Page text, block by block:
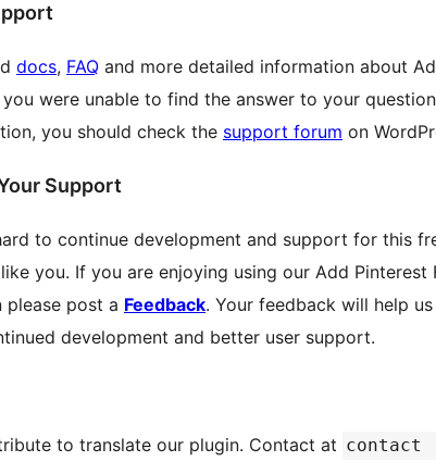
docs, FAQ and more detailed information about
were unable to find the answer to your
you should check the support forum on
Support
to continue development and support for this
you. If you are enjoying using our Add
please post a Feedback. Your feedback will help
development and better user support.
to translate our plugin. Contact at contact